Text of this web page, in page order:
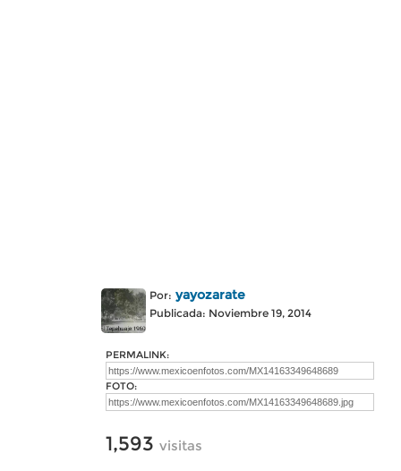
Por: yayozarate
Publicada: Noviembre 19, 2014
PERMALINK:
FOTO:
1,593 visitas